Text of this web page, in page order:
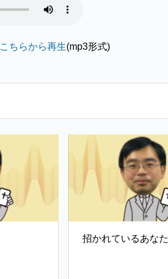
こちらから再生(mp3形式)
招かれているあなた